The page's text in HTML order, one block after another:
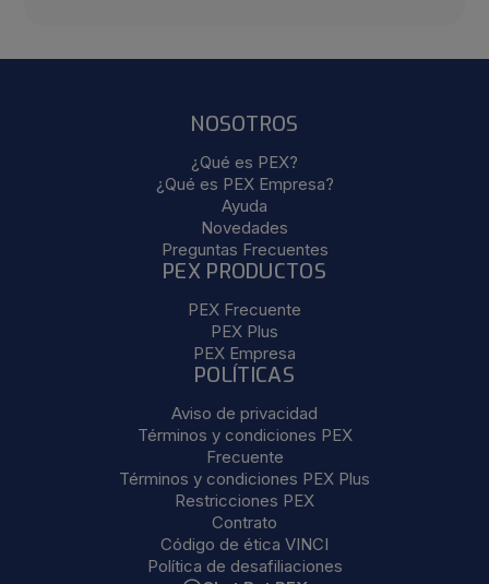
NOSOTROS
¿Qué es PEX?
¿Qué es PEX Empresa?
Ayuda
Novedades
Preguntas Frecuentes
PEX PRODUCTOS
PEX Frecuente
PEX Plus
PEX Empresa
POLÍTICAS
Aviso de privacidad
Términos y condiciones PEX
Frecuente
Términos y condiciones PEX Plus
Restricciones PEX
Contrato
Código de ética VINCI
Política de desafiliaciones